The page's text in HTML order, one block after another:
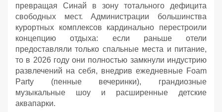
превращая Синай в зону тотального дефицита
свободных мест. Администрации большинства
курортных комплексов кардинально перестроили
концепцию отдыха: если раньше отели
предоставляли только спальные места и питание,
то в 2026 году они полностью замкнули индустрию
развлечений на себя, внедрив ежедневные Foam
Party (пенные вечеринки), грандиозные
музыкальные шоу и расширенные детские
аквапарки.